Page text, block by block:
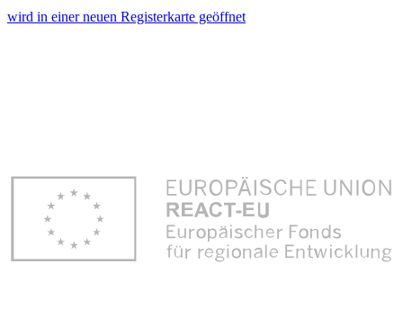
wird in einer neuen Registerkarte geöffnet